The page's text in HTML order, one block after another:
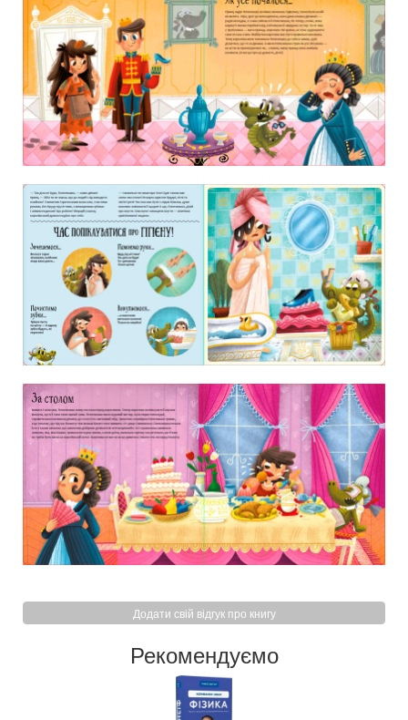
Додати свій відгук про книгу
Рекомендуємо